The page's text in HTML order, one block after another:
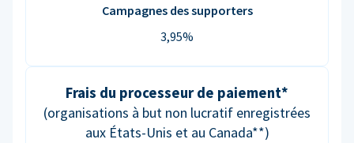
Campagnes des supporters
3,95%
Frais du processeur de paiement*
(organisations à but non lucratif enregistrées
aux États-Unis et au Canada**)